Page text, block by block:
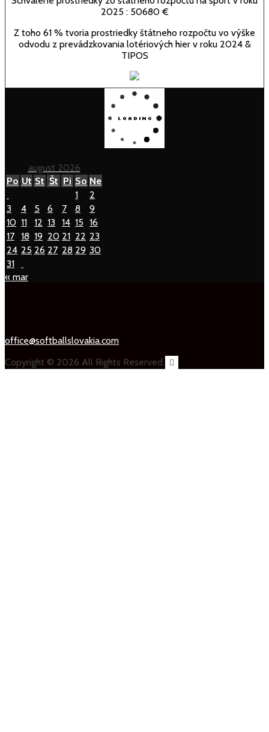
2025 : 50680 €
Z toho 61 % tvoria prostriedky štátneho rozpočtu vo výške
odvodu z prevádzkovania lotériových hier v roku 2024 &
TIPOS
august 2026
Po Ut St Št Pi So Ne
1
2
3
4 5 6 7 8
9
10 11 12 13 14 15 16
17 18 19 20 21 22 23
24 25 26 27 28 29 30
31
« mar
office@softballslovakia.com
Copyright © 2026 All Rights Reserved